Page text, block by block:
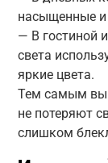
насыщенные и
— В гостиной
света
яркие цвета.
Тем самым вы
не потеряют
слишком